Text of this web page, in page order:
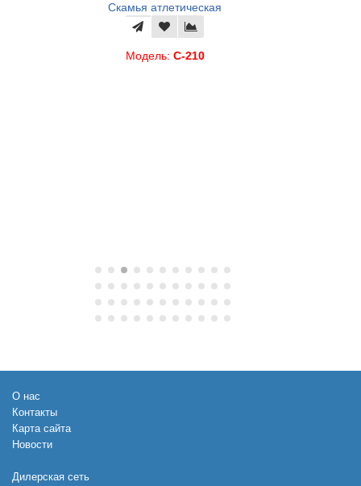
Скамья атлетическая
Модель: С-210
О нас
Контакты
Карта сайта
Новости
Дилерская сеть